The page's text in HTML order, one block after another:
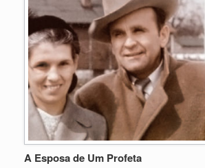
A Esposa de Um Profeta